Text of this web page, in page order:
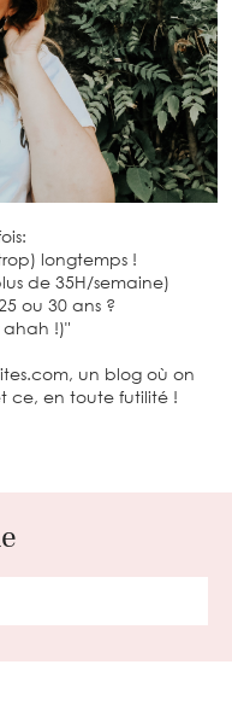
longtemps !
de 35H/semaine)
ou 30 ans ?
ahah !)"
un blog où on
ce, en toute futilité !